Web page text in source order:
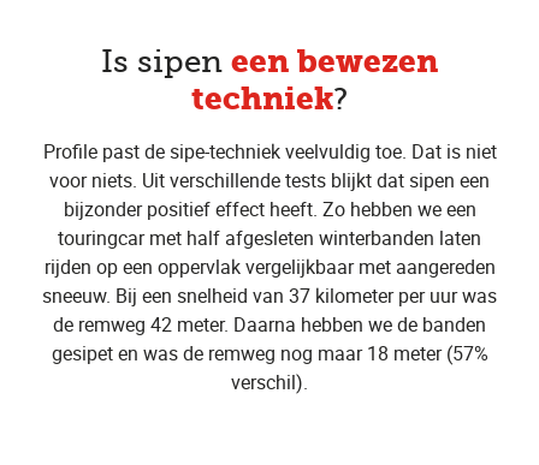
Is sipen een bewezen
techniek?
Profile past de sipe-techniek veelvuldig toe. Dat is niet
voor niets. Uit verschillende tests blijkt dat sipen een
bijzonder positief effect heeft. Zo hebben we een
touringcar met half afgesleten winterbanden laten
rijden op een oppervlak vergelijkbaar met aangereden
sneeuw. Bij een snelheid van 37 kilometer per uur was
de remweg 42 meter. Daarna hebben we de banden
gesipet en was de remweg nog maar 18 meter (57%
verschil).